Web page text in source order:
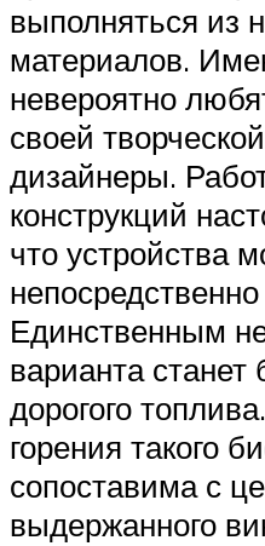
выполняться из
материалов.
невероятно
своей
дизайнеры.
конструкций
что устройства
Единственным
варианта
дорогого
горения такого
сопоставима с
выдержанного